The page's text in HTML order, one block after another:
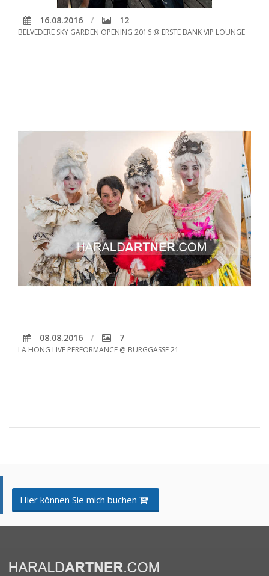
16.08.2016 12
BELVEDERE SKY GARDEN OPENING 2016 @ ERSTE BANK VIP LOUNGE
08.08.2016 7
LA HONG LIVE PERFORMANCE @ BURGGASSE 21
Hier können Sie mich buchen